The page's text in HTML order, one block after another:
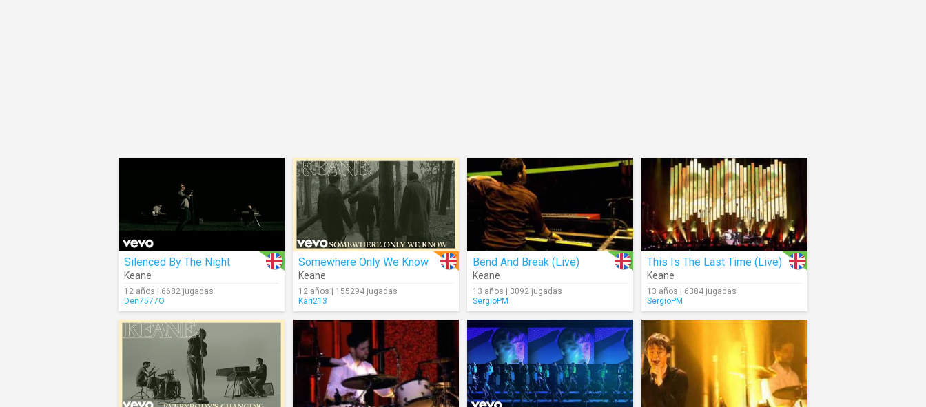
Silenced By The Night
Keane
12 años | 6682 jugadas
Den7577O
Somewhere Only We Know
Keane
12 años | 155294 jugadas
Kari213
Bend And Break (Live)
Keane
13 años | 3092 jugadas
SergioPM
This Is The Last Time (Live)
Keane
13 años | 6384 jugadas
SergioPM